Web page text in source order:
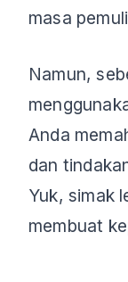
masa
Namun,
Anda
dan
Yuk, simak
membuat